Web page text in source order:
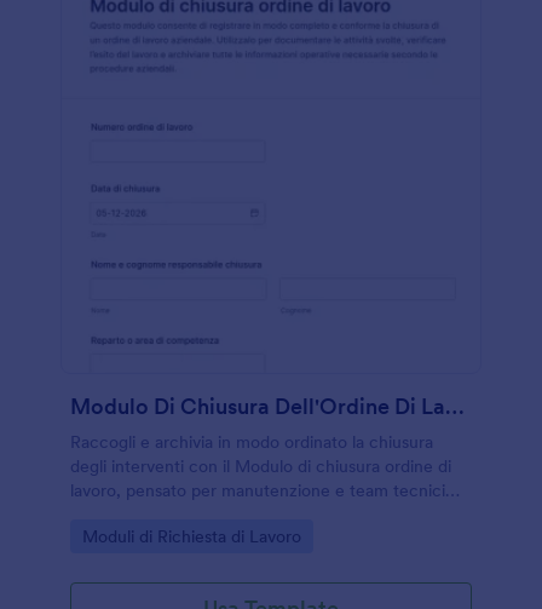
Modulo Di Chiusura Dell'Ordine Di Lavoro
Raccogli e archivia in modo ordinato la chiusura
degli interventi con il Modulo di chiusura ordine di
lavoro, pensato per manutenzione e team tecnici
allegati con Jotform.
Go to Category:
Moduli di Richiesta di Lavoro